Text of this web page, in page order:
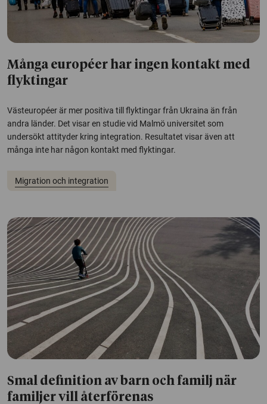
Många européer har ingen kontakt med
flyktingar
Västeuropéer är mer positiva till flyktingar från Ukraina än från
andra länder. Det visar en studie vid Malmö universitet som
undersökt attityder kring integration. Resultatet visar även att
många inte har någon kontakt med flyktingar.
Migration och integration
Smal definition av barn och familj när
familjer vill återförenas